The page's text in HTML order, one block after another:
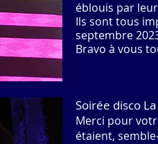
éblouis par
Ils sont tous
septembre
Bravo à vous
Soirée disco
Merci pour
étaient,